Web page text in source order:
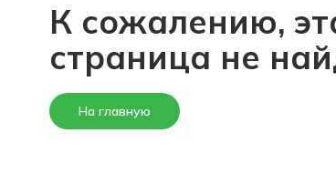
К сожалению,
страница не
На главную